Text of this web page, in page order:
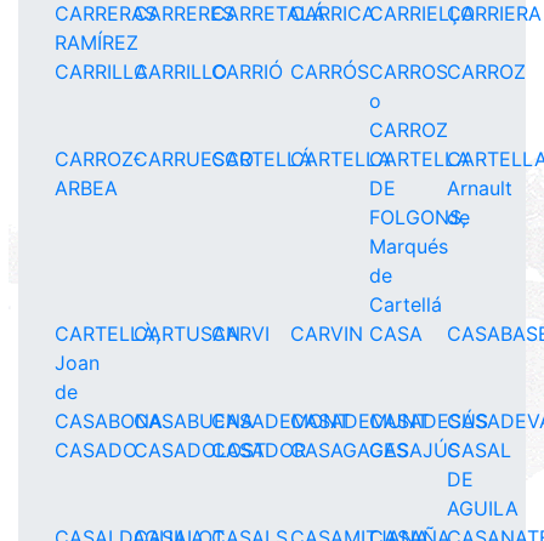
CARRERAS
RAMÍREZ
CARRERESCARRETALÁCARRICACARRIELLOÇARRIERA
CARRILLACARRILLOCARRIÓ CARRÓSCARROS
o
CARROZ
CARROZ
CARROZ-
ARBEA
CARRUESCOCARTELLÁCARTELLACARTELLA
DE
FOLGONS,
Marqués
de
Cartellá
Arnault
de
CARTELLÀ,
Joan
de
CARTUSANCARVI CARVIN CASA
CASABONACASABUENACASADEMONTCASADEMUNTCASADESÚS
CASADOCASADOLOST
CASADORCASAGAGESCASAJÚSCASAL
DE
AGUILA